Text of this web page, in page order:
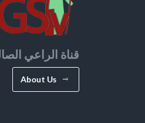
قناة الراعي
About Us